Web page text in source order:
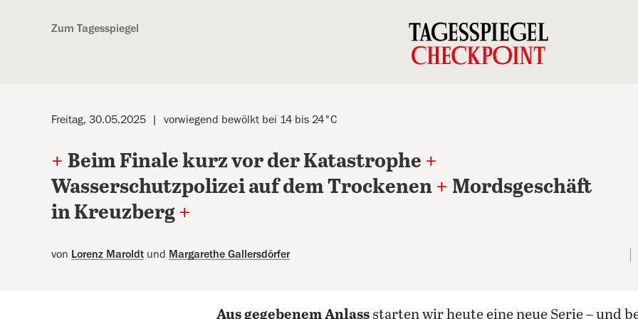
Zum Tagesspiegel
Freitag, 30.05.2025 vorwiegend bewölkt bei 14 bis 24°C
+ Beim Finale kurz vor der Katastrophe +
Wasserschutzpolizei auf dem Trockenen + Mordsgeschäft
in Kreuzberg +
von Lorenz Maroldt und Margarethe Gallersdörfer
aus gegebenem Anlass starten wir heute eine neue Serie – und